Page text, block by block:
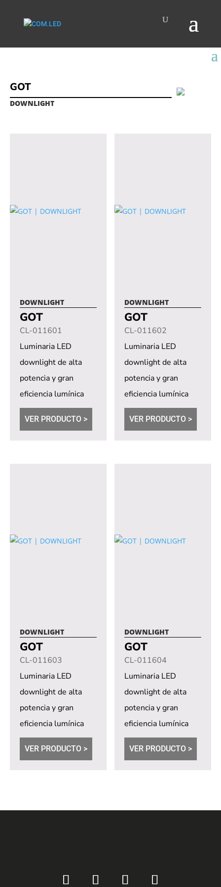
GOT
DOWNLIGHT
DOWNLIGHT
GOT
CL-011601
Luminaria LED
downlight de alta
potencia y gran
eficiencia lumínica
con led COB
sobrelux.
VER PRODUCTO >
DOWNLIGHT
GOT
CL-011602
Luminaria LED
downlight de alta
potencia y gran
eficiencia lumínica
con led COB
sobrelux.
VER PRODUCTO >
DOWNLIGHT
GOT
CL-011603
Luminaria LED
downlight de alta
potencia y gran
eficiencia lumínica
con led COB
VER PRODUCTO >
DOWNLIGHT
GOT
CL-011604
Luminaria LED
downlight de alta
potencia y gran
eficiencia lumínica
con led COB
VER PRODUCTO >